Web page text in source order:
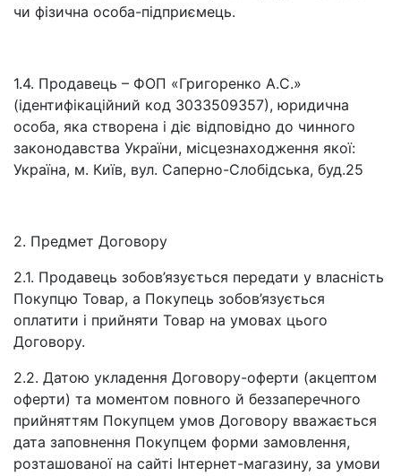
чи фізична особа-підприємець.
1.4. Продавець – ФОП «Григоренко А.С.»
(ідентифікаційний код 3033509357), юридична
особа, яка створена і діє відповідно до чинного
законодавства України, місцезнаходження якої:
Україна, м. Київ, вул. Саперно-Слобідська, буд.25
2. Предмет Договору
2.1. Продавець зобов’язується передати у власність
Покупцю Товар, а Покупець зобов’язується
оплатити і прийняти Товар на умовах цього
Договору.
2.2. Датою укладення Договору-оферти (акцептом
оферти) та моментом повного й беззаперечного
прийняттям Покупцем умов Договору вважається
дата заповнення Покупцем форми замовлення,
розташованої на сайті Інтернет-магазину, за умови